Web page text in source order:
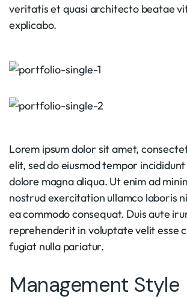
veritatis et quasi architecto beatae
explicabo.
Lorem ipsum dolor sit amet,
elit, sed do eiusmod tempor
dolore magna aliqua. Ut enim ad
nostrud exercitation ullamco laboris
ea commodo consequat. Duis aute
reprehenderit in voluptate velit esse
fugiat nulla pariatur.
Management Style